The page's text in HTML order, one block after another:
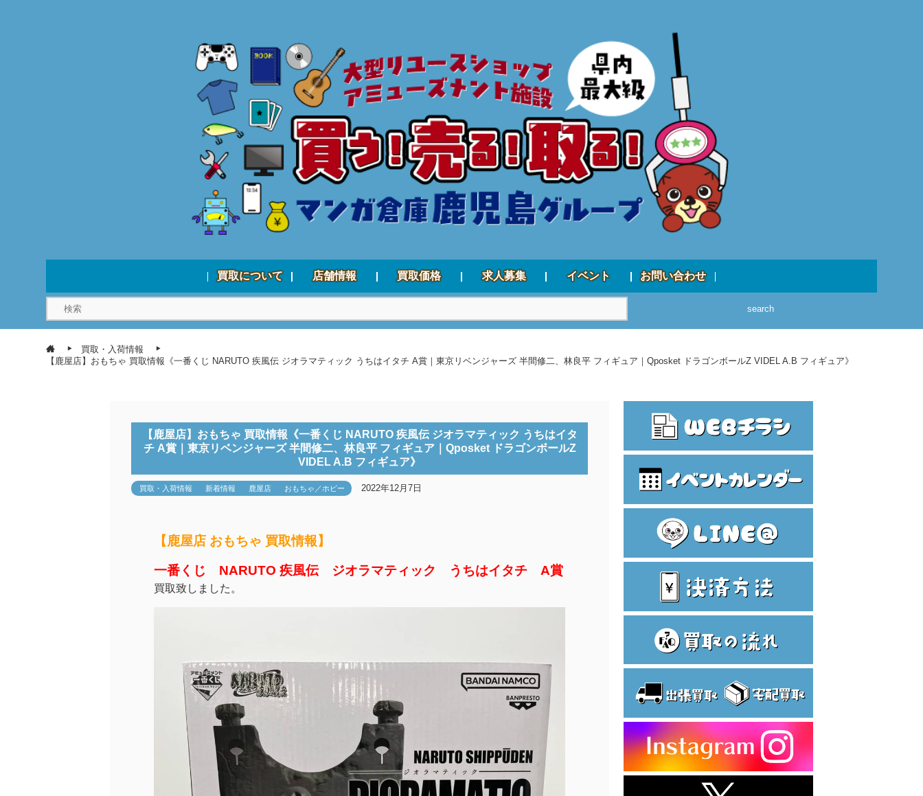
買取について 店舗情報 買取価格 求人募集 イベント お問い合わせ
search
買取・入荷情報
【鹿屋店】おもちゃ 買取情報《一番くじ NARUTO 疾風伝 ジオラマティック うちはイタチ A賞｜東京リベンジャーズ 半間修二、林良平 フィギュア｜Qposket ドラゴンボールZ VIDEL A.B フィギュア》
【鹿屋店】おもちゃ 買取情報《一番くじ NARUTO 疾風伝 ジオラマティック うちはイタ
チ A賞｜東京リベンジャーズ 半間修二、林良平 フィギュア｜Qposket ドラゴンボールZ
VIDEL A.B フィギュア》
買取・入荷情報 新着情報 鹿屋店 おもちゃ／ホビー 2022年12月7日
【鹿屋店 おもちゃ 買取情報】
一番くじ NARUTO 疾風伝 ジオラマティック うちはイタチ A賞
買取致しました。